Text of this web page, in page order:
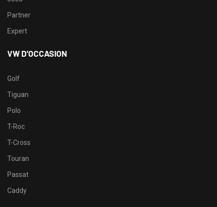
Partner
Expert
VW D’OCCASION
Golf
Tiguan
Polo
T-Roc
T-Cross
Touran
Passat
Caddy